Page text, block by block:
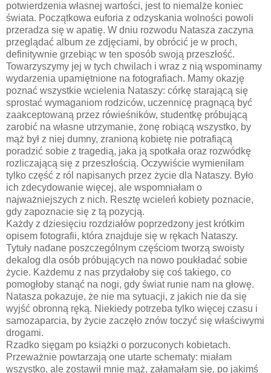
potwierdzenia własnej wartości, jest to niemalże koniec
świata. Początkowa euforia z odzyskania wolności powoli
przeradza się w apatię. W dniu rozwodu Natasza zaczyna
przeglądać album ze zdjęciami, by obrócić je w proch,
definitywnie grzebiąc w ten sposób swoją przeszłość.
Towarzyszymy jej w tych chwilach i wraz z nią wspominamy
wydarzenia upamiętnione na fotografiach. Mamy okazję
poznać wszystkie wcielenia Nataszy: córkę starającą się
sprostać wymaganiom rodziców, uczennicę pragnącą być
zaakceptowaną przez rówieśników, studentkę próbującą
zarobić na własne utrzymanie, żonę robiącą wszystko, by
mąż był z niej dumny, zranioną kobietę nie potrafiącą
poradzić sobie z tragedią, jaka ją spotkała oraz rozwódkę
rozliczającą się z przeszłością. Oczywiście wymieniłam
tylko część z ról napisanych przez życie dla Nataszy. Było
ich zdecydowanie więcej, ale wspomniałam o
najważniejszych z nich. Resztę wcieleń kobiety poznacie,
gdy zapoznacie się z tą pozycją.
Każdy z dziesięciu rozdziałów poprzedzony jest krótkim
opisem fotografii, która znajduje się w rękach Nataszy.
Tytuły nadane poszczególnym częściom tworzą swoisty
dekalog dla osób próbujących na nowo poukładać sobie
życie. Każdemu z nas przydałoby się coś takiego, co
pomogłoby stanąć na nogi, gdy świat runie nam na głowę.
Natasza pokazuje, że nie ma sytuacji, z jakich nie da się
wyjść obronną ręką. Niekiedy potrzeba tylko więcej czasu i
samozaparcia, by życie zaczęło znów toczyć się właściwymi
drogami.
Rzadko sięgam po książki o porzuconych kobietach.
Przeważnie powtarzają one utarte schematy: miałam
wszystko, ale zostawił mnie mąż, załamałam się, po jakimś